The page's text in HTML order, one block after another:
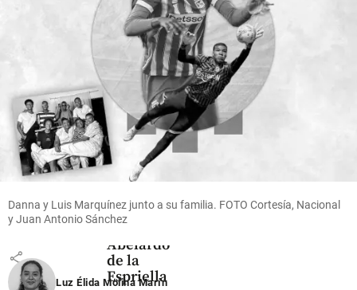
cielo: así
es el
negocio
que mueve
US$ 380
millones
Oriente
antioqueño
share
Colombia
Miguel
Uribe,
Javier
Milei y
Álvaro
Uribe: las
ovaciones
que
marcaron
la
posesión
de
Abelardo
de la
Espriella
Videos
Posesión
presidencial
de Abelardo
de la
Danna y Luis Marquínez junto a su familia. FOTO Cortesía, Nacional
y Juan Antonio Sánchez
Luz Élida Molina Marín